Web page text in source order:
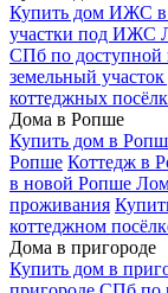
Купить дом ИЖС в
участки под ИЖС
СПб по доступной
земельный
коттеджных
Дома в Ропше
Купить дом в
Ропше Коттедж в
в новой Ропше
проживания
коттеджном
Дома в пригороде
Купить дом в